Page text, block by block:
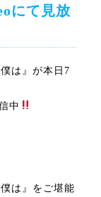
女優賞受賞
旬報シアターでの
にて見放
は』が本日7
中
は』をご堪能